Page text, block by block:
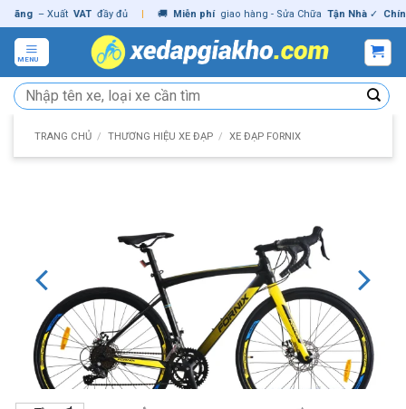
Skip
to
content
– Xuất VAT đầy đủ | 🚚 Miễn phí giao hàng - Sửa Chữa Tận Nhà ✓ Chính
MENU
Tìm
kiếm:
TRANG CHỦ / THƯƠNG HIỆU XE ĐẠP / XE ĐẠP FORNIX